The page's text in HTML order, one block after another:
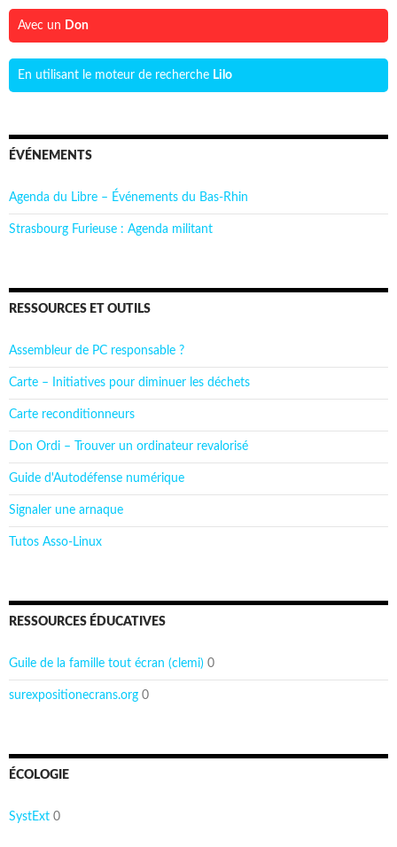
Avec un Don
En utilisant le moteur de recherche Lilo
ÉVÉNEMENTS
Agenda du Libre – Événements du Bas-Rhin
Strasbourg Furieuse : Agenda militant
RESSOURCES ET OUTILS
Assembleur de PC responsable ?
Carte – Initiatives pour diminuer les déchets
Carte reconditionneurs
Don Ordi – Trouver un ordinateur revalorisé
Guide d'Autodéfense numérique
Signaler une arnaque
Tutos Asso-Linux
RESSOURCES ÉDUCATIVES
Guile de la famille tout écran (clemi) 0
surexpositionecrans.org 0
ÉCOLOGIE
SystExt 0